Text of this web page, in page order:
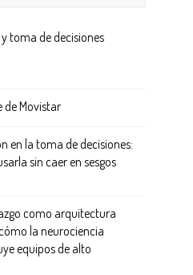
y toma de decisiones
de Movistar
en la toma de decisiones:
sin caer en sesgos
como arquitectura
la neurociencia
equipos de alto